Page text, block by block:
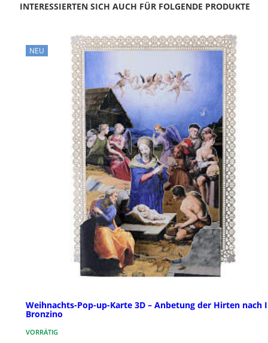
INTERESSIERTEN SICH AUCH FÜR FOLGENDE PRODUKTE
NEU
Weihnachts-Pop-up-Karte 3D – Anbetung der Hirten nach
Bronzino
VORRÄTIG